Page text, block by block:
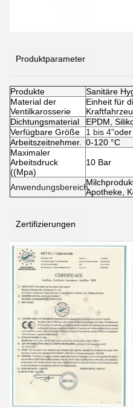
Produktparameter
Produkte
Sanitäre
Material der
Ventilkarosserie
Einheit für
Dichtungsmaterial
EPDM,
Verfügbare Größe
1 bis 4"
Arbeitszeitnehmer.
0-120 °C
Maximaler
Arbeitsdruck
((Mpa)
10 Bar
AnwendungsbereichApotheke,
Zertifizierungen